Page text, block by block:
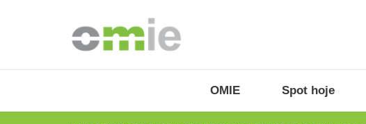
PT
OMIE Spot hoje